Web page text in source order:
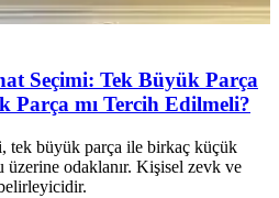
Seçimi: Tek Büyük Parça
Parça mı Tercih Edilmeli?
tek büyük parça ile birkaç küçük
üzerine odaklanır. Kişisel zevk ve